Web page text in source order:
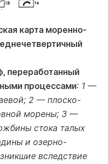
карта моренно-
переработанный
процессами: 1 —
2 — плоско-
морены; 3 —
стока талых
и озерно-
вследствие